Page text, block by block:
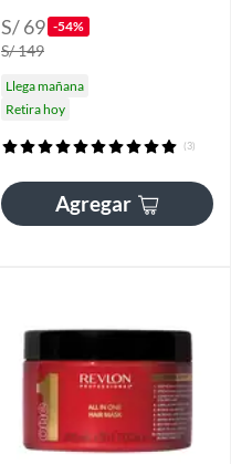
S/ 69 -54%
S/ 149
Llega mañana
Retira hoy
(3)
Agregar